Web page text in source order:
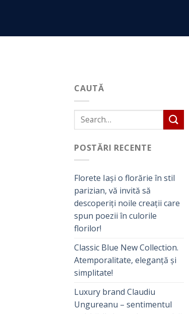
CAUTĂ
POSTĂRI RECENTE
Florete Iași o florărie în stil
parizian, vă invită să
descoperiți noile creații care
spun poezii în culorile
florilor!
Classic Blue New Collection.
Atemporalitate, eleganță și
simplitate!
Luxury brand Claudiu
Ungureanu – sentimentul